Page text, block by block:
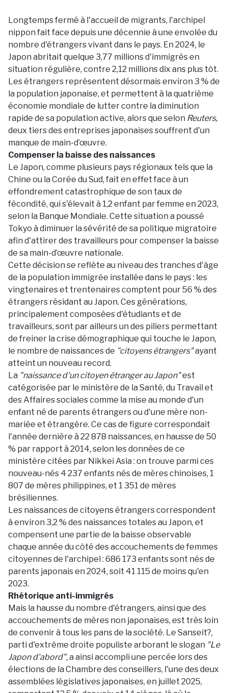
Longtemps fermé à l'accueil de migrants, l'archipel
nippon fait face depuis une décennie à une envolée du
nombre d'étrangers vivant dans le pays. En 2024, le
Japon abritait quelque 3,77 millions d'immigrés en
situation régulière, contre 2,12 millions dix ans plus tôt.
Les étrangers représentent désormais environ 3 % de
la population japonaise, et permettent à la quatrième
économie mondiale de lutter contre la diminution
rapide de sa population active, alors que selon Reuters,
deux tiers des entreprises japonaises souffrent d'un
manque de main-d’œuvre.
Compenser la baisse des naissances
Le Japon, comme plusieurs pays régionaux tels que la
Chine ou la Corée du Sud, fait en effet face à un
effondrement catastrophique de son taux de
fécondité, qui s'élevait à 1,2 enfant par femme en 2023,
selon la Banque Mondiale. Cette situation a poussé
Tokyo à diminuer la sévérité de sa politique migratoire
afin d'attirer des travailleurs pour compenser la baisse
de sa main-d’œuvre nationale.
Cette décision se reflète au niveau des tranches d'âge
de la population immigrée installée dans le pays : les
vingtenaires et trentenaires comptent pour 56 % des
étrangers résidant au Japon. Ces générations,
principalement composées d'étudiants et de
travailleurs, sont par ailleurs un des piliers permettant
de freiner la crise démographique qui touche le Japon,
le nombre de naissances de "citoyens étrangers"ayant
atteint un nouveau record.
La "naissance d'un citoyen étranger au Japon"est
catégorisée par le ministère de la Santé, du Travail et
des Affaires sociales comme la mise au monde d'un
enfant né de parents étrangers ou d'une mère non-
mariée et étrangère. Ce cas de figure correspondait
l'année dernière à 22 878 naissances, en hausse de 50
% par rapport à 2014, selon les données de ce
ministère citées par Nikkei Asia : on trouve parmi ces
nouveau-nés 4 237 enfants nés de mères chinoises, 1
807 de mères philippines, et 1 351 de mères
brésiliennes.
Les naissances de citoyens étrangers correspondent
à environ 3,2 % des naissances totales au Japon, et
compensent une partie de la baisse observable
chaque année du côté des accouchements de femmes
citoyennes de l'archipel : 686 173 enfants sont nés de
parents japonais en 2024, soit 41 115 de moins qu'en
2023.
Rhétorique anti-immigrés
Mais la hausse du nombre d'étrangers, ainsi que des
accouchements de mères non japonaises, est très loin
de convenir à tous les pans de la société. Le Sanseit?,
parti d'extrême droite populiste arborant le slogan "Le
Japon d'abord",a ainsi accompli une percée lors des
élections de la Chambre des conseillers, l'une des deux
assemblées législatives japonaises, en juillet 2025,